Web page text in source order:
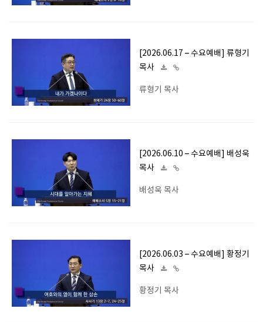
[2026.06.17 – 수요예배] 류형기
목사
류형기 목사
[2026.06.10 – 수요예배] 배성욱
목사
배성욱 목사
[2026.06.03 – 수요예배] 황정기
목사
황정기 목사